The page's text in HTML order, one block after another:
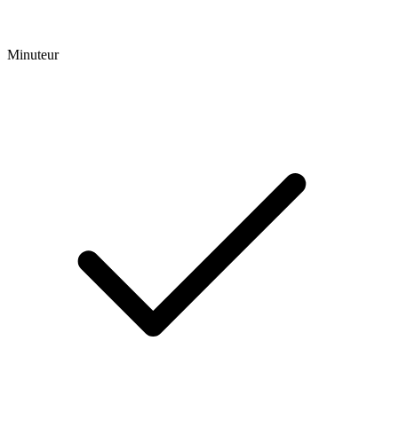
Minuteur